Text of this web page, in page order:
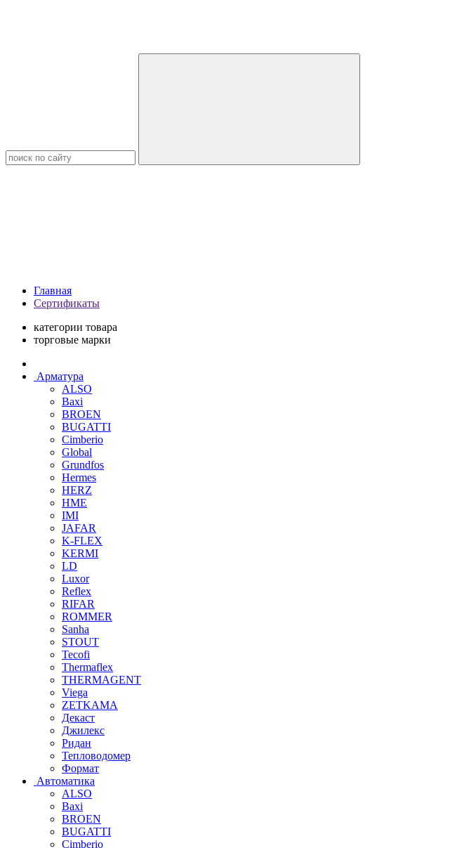
Главная
Сертификаты
категории товара
торговые марки
Арматура
ALSO
Baxi
BROEN
BUGATTI
Cimberio
Global
Grundfos
Hermes
HERZ
HME
IMI
JAFAR
K-FLEX
KERMI
LD
Luxor
Reflex
RIFAR
ROMMER
Sanha
STOUT
Tecofi
Thermaflex
THERMAGENT
Viega
ZETKAMA
Декаст
Джилекс
Ридан
Тепловодомер
Формат
Автоматика
ALSO
Baxi
BROEN
BUGATTI
Cimberio